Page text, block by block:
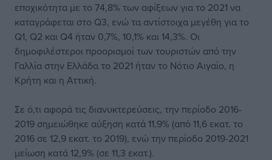
εποχικότητα με το 74,8% των αφίξεων για το 2021 να
καταγράφεται στο Q3, ενώ τα αντίστοιχα μεγέθη για το
Q1, Q2 και Q4 ήταν 0,7%, 10,1% και 14,3%. Οι
δημοφιλέστεροι προορισμοί των τουριστών από την
Γαλλία στην Ελλάδα το 2021 ήταν το Νότιο Αιγαίο, η
Κρήτη και η Αττική.
Σε ό,τι αφορά τις διανυκτερεύσεις, την περίοδο 2016-
2019 σημειώθηκε αύξηση κατά 11,9% (από 11,6 εκατ. το
2016 σε 12,9 εκατ. το 2019), ενώ την περίοδο 2019-2021
μείωση κατά 12,9% (σε 11,3 εκατ.).